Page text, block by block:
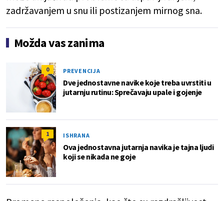
zadržavanjem u snu ili postizanjem mirnog sna.
Možda vas zanima
0 PREVENCIJA
Dve jednostavne navike koje treba uvrstiti u
jutarnju rutinu: Sprečavaju upale i gojenje
1 ISHRANA
Ova jednostavna jutarnja navika je tajna ljudi
koji se nikada ne goje